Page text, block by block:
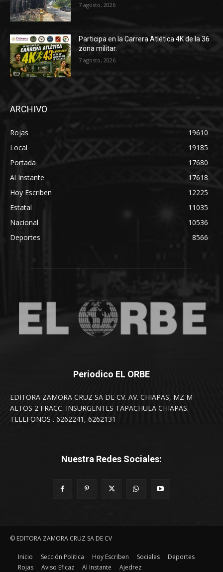
7 agosto, 2026
Participa en la Carrera Atlética 4K de la 36
zona militar.
7 agosto, 2026
ARCHIVO
Rojas
19610
Local
19185
Portada
17680
Al Instante
17618
Hoy Escriben
12225
Estatal
11035
Nacional
10536
Deportes
8566
Periodico EL ORBE
EDITORA ZAMORA CRUZ SA DE CV. AV. CHIAPAS, MZ M
ALTOS 2 FRACC. INSURGENTES TAPACHULA CHIAPAS.
TELEFONOS . 6262241, 6262131
Nuestra Redes Sociales:
© EDITORA ZAMORA CRUZ SA DE CV
Inicio Sección Politica Hoy Escriben Sociales
Deportes
Rojas
Aviso Eficaz Al Instante Ajedrez